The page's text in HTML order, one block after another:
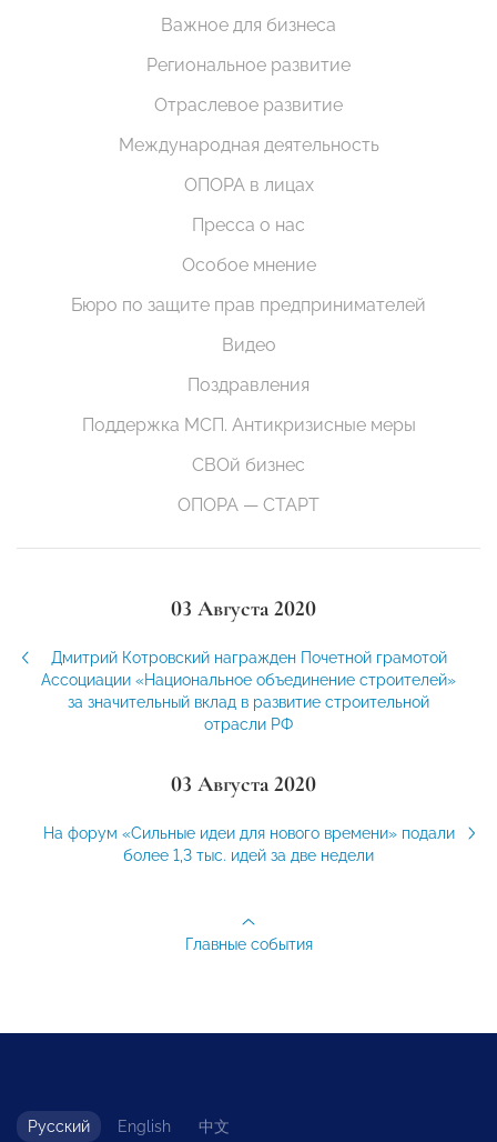
Важное для бизнеса
Региональное развитие
Отраслевое развитие
Международная деятельность
ОПОРА в лицах
Пресса о нас
Особое мнение
Бюро по защите прав предпринимателей
Видео
Поздравления
Поддержка МСП. Антикризисные меры
СВОй бизнес
ОПОРА — СТАРТ
03 Августа 2020
Дмитрий Котровский награжден Почетной грамотой
Ассоциации «Национальное объединение строителей»
за значительный вклад в развитие строительной
отрасли РФ
03 Августа 2020
На форум «Сильные идеи для нового времени» подали
более 1,3 тыс. идей за две недели
Главные события
Русский English 中文